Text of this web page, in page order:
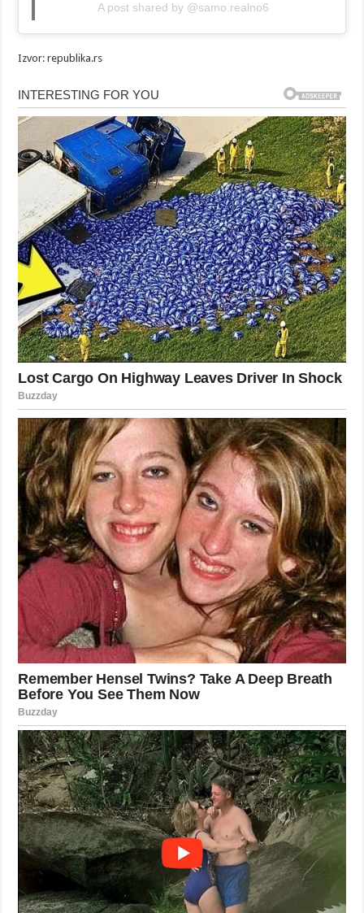
A post shared by @samo.realno6
Izvor: republika.rs